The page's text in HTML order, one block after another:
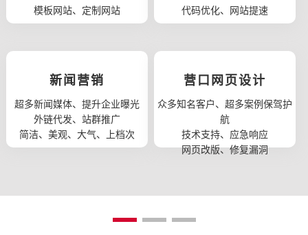
模板网站、定制网站
代码优化、网站提速
新闻营销
超多新闻媒体、提升企业曝光
外链代发、站群推广
简洁、美观、大气、上档次
营口网页设计
众多知名客户、超多案例保驾护
航
技术支持、应急响应
网页改版、修复漏洞